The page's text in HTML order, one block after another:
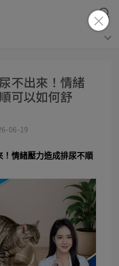
不出來！情緒
可以如何舒
06-19
情緒壓力造成排尿不順